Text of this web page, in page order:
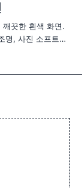
깨끗한 흰색 화면.
명, 사진 소프트박